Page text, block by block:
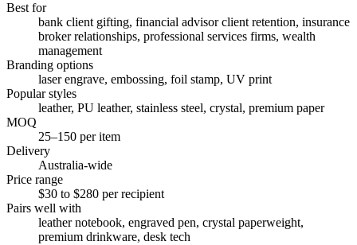
Best for
bank client gifting, financial advisor client retention, insurance
broker relationships, professional services firms, wealth
management
Branding options
laser engrave, embossing, foil stamp, UV print
Popular styles
leather, PU leather, stainless steel, crystal, premium paper
MOQ
25–150 per item
Delivery
Australia-wide
Price range
$30 to $280 per recipient
Pairs well with
leather notebook, engraved pen, crystal paperweight,
premium drinkware, desk tech